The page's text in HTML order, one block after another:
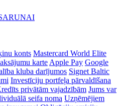
konts Mastercard World Elite
karte Apple Pay Google
kluba darījumos Signet Baltic
Investīciju portfeļa pārvaldīšana
privātām vajadzībām Jums var
seifa noma Uzņēmējiem